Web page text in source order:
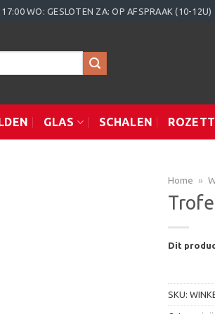
WO: GESLOTEN ZA: OP AFSPRAAK (10-12U)
GLAS SCHALEN
Home »
Dit
SKU: